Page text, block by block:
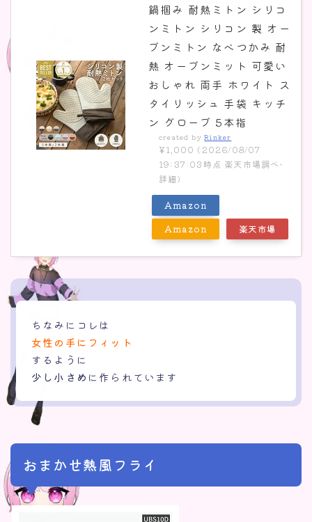
鍋掴み 耐熱ミトン シリコ
ンミトン シリコン 製 オー
ブンミトン なべつかみ 耐
熱 オーブンミット 可愛い
おしゃれ 両手 ホワイト ス
タイリッシュ 手袋 キッチ
ン グローブ 5本指
created byRinker
¥1,000 (2026/08/07
19:37:03時点 楽天市場調べ-
詳細)
Amazon
Amazon
楽天市場
ちなみにコレは
女性の手にフィット
するように
少し小さめ に作られています
おまかせ熱風フライ